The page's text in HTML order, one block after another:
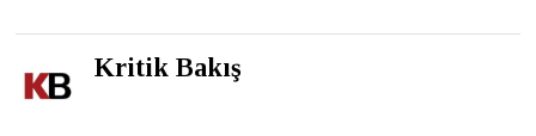
Kritik Bakış